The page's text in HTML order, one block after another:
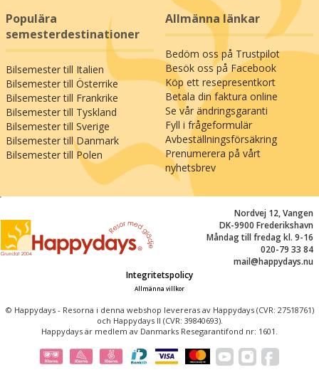
Populära
semesterdestinationer
Bilsemester till Italien
Bilsemester till Österrike
Bilsemester till Frankrike
Bilsemester till Tyskland
Bilsemester till Sverige
Bilsemester till Danmark
Bilsemester till Polen
Allmänna länkar
Bedöm oss på Trustpilot
Besök oss på Facebook
Köp ett resepresentkort
Betala din faktura online
Se vår ändringsgaranti
Fyll i frågeformulär
Avbeställningsförsäkring
Prenumerera på vårt
nyhetsbrev
Nordvej 12, Vangen
DK-9900 Frederikshavn
Måndag till fredag kl. 9-16
020-79 33 84
mail@happydays.nu
Integritetspolicy
Allmänna villkor
© Happydays - Resorna i denna webshop levereras av Happydays (CVR: 27518761)
och Happydays II (CVR: 39840693).
Happydays är medlem av Danmarks Resegarantifond nr: 1601.